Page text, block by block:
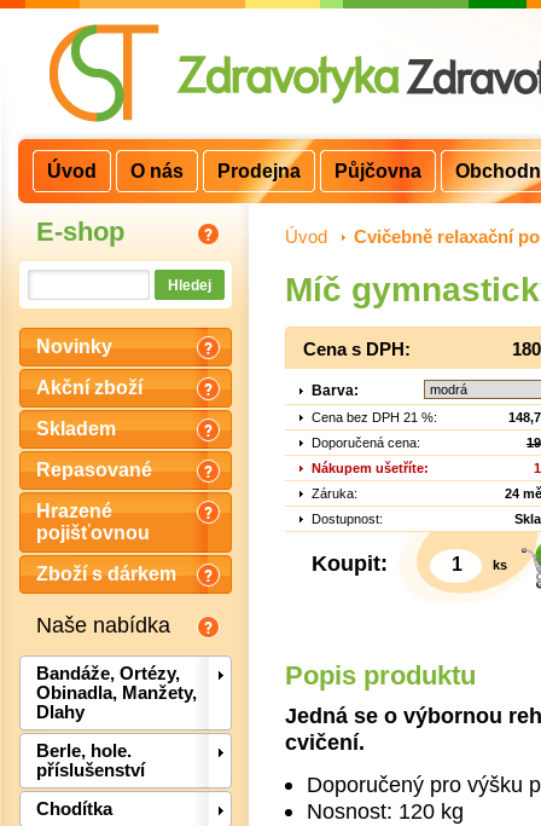
E-shop
Novinky
Akční zboží
Skladem
Repasované
Hrazené
pojišťovnou
Zboží s dárkem
Naše nabídka
Bandáže, Ortézy,
Obinadla, Manžety,
Dlahy
Berle, hole.
příslušenství
Chodítka
Úvod > Cvičebně relaxační
Míč
Cena s DPH:
Barva:
Cena bez DPH 21 %:
Doporučená cena:
Nákupem ušetříte:
Záruka:
24
Dostupnost:
Koupit: ks
Popis produktu
Jedná se o výbornou
cvičení.
Doporučený pro výšku
Nosnost: 120 kg
Úvod O nás Prodejna Půjčovna